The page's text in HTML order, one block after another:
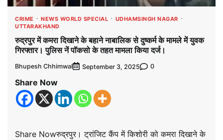
CRIME NEWS WORLD SPECIAL
UDHAMSINGH NAGAR
UTTARAKHAND
रुद्रपुर में कमरा दिखाने के बहाने नाबालिक से दुष्कर्म के मामले में युवक
गिरफ्तार। पुलिस नें पॉकसो के तहत मामला किया दर्ज।
Bhupesh Chhimwal September 3, 2025 0
Share Now
Share Nowरुद्रपुर। ट्रांजिट कैंप में किशोरी को कमरा दिखाने के